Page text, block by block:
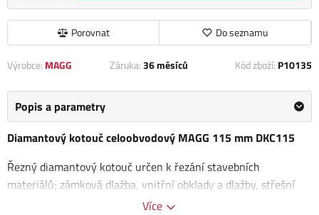
Porovnat Do seznamu
Výrobce: MAGG Záruka:36 měsíců Kód zboží: P10135
Popis a parametry
Diamantový kotouč celoobvodový MAGG 115 mm DKC115
Řezný diamantový kotouč určen k řezání stavebních
materiálů; zámková dlažba, vnitřní obklady a dlažby, střešní
tašky, střešní tašky pálené/betonové, vnější obklady, plavená
Více